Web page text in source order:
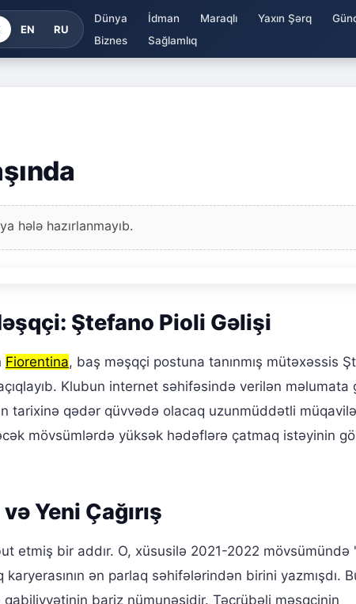
EN RU
Dünya İdman Maraqlı Yaxın Şərq
Biznes
Sağlamlıq
hələ hazırlanmayıb.
Ştefano Pioli Gəlişi
Fiorentina, baş məşqçi postuna tanınmış mütəxəssis
Klubun internet səhifəsində verilən məlumata
tarixinə qədər qüvvədə olacaq uzunmüddətli müqavilə
mövsümlərdə yüksək hədəflərə çatmaq istəyinin
Yeni Çağırış
etmiş bir addır. O, xüsusilə 2021-2022 mövsümündə
ən parlaq səhifələrindən birini yazmışdı.
bariz nümunəsidir. Təcrübəli məşqçinin